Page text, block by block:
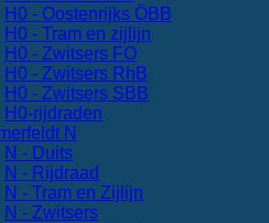
H0 - Oostenrijks ÖBB
H0 - Tram en zijlijn
H0 - Zwitsers FO
H0 - Zwitsers RhB
H0 - Zwitsers SBB
H0-rijdraden
N
N - Duits
N - Rijdraad
N - Tram en Zijlijn
N - Zwitsers